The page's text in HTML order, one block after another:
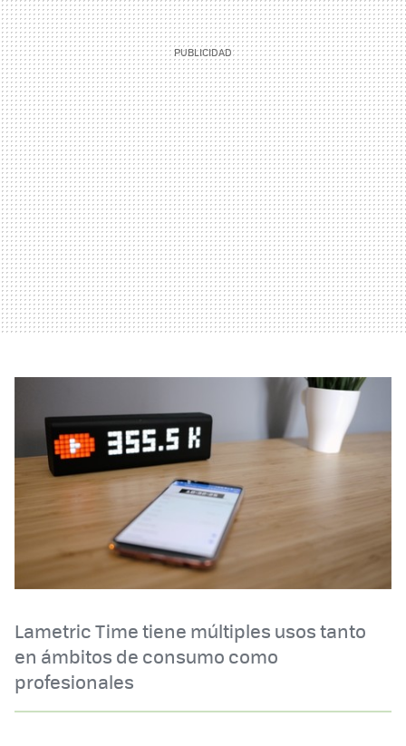
Lametric Time tiene múltiples usos tanto
en ámbitos de consumo como
profesionales